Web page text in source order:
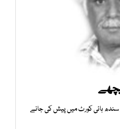
ہائی کورٹ میں پیش کی جانے